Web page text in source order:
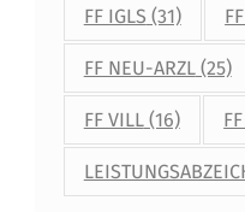
FF IGLS (31)
FF NEU-ARZL(25)
FF VILL(16)